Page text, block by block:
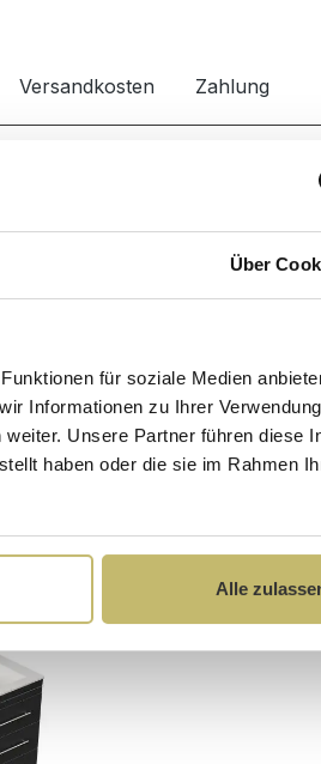
Über
für soziale Medien
Informationen zu Ihrer
Unsere Partner führen diese
haben oder die sie im Rahmen
Alle
Versandkosten Zahlung